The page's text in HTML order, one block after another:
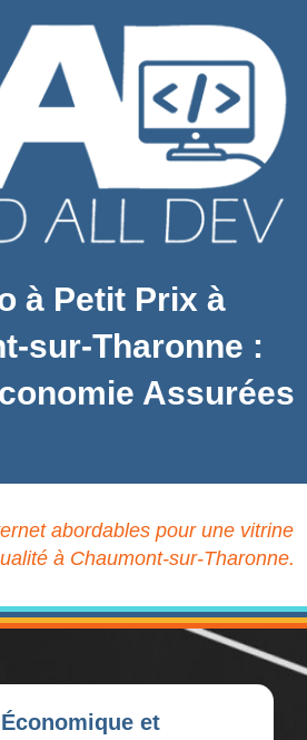
à Petit Prix à
sur-Tharonne :
Assurées
abordables pour une vitrine
à Chaumont-sur-Tharonne.
et